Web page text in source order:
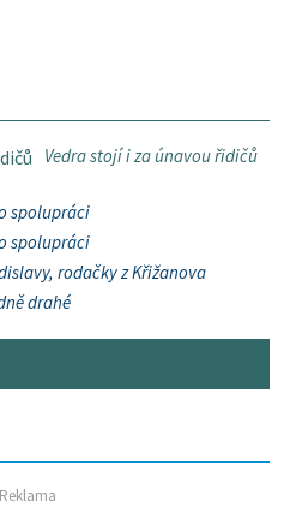
Vedra stojí i za únavou řidičů
spolupráci
spolupráci
rodačky z Křižanova
drahé
Reklama